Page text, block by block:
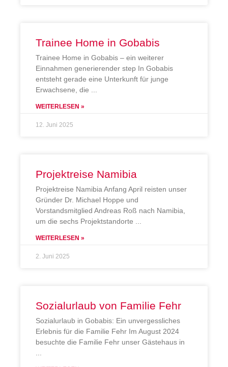
Trainee Home in Gobabis
Trainee Home in Gobabis – ein weiterer
Einnahmen generierender step In Gobabis
entsteht gerade eine Unterkunft für junge
Erwachsene, die
WEITERLESEN »
12. Juni 2025
Projektreise Namibia
Projektreise Namibia Anfang April reisten unser
Gründer Dr. Michael Hoppe und
Vorstandsmitglied Andreas Roß nach Namibia,
um die sechs Projektstandorte
WEITERLESEN »
2. Juni 2025
Sozialurlaub von Familie Fehr
Sozialurlaub in Gobabis: Ein unvergessliches
Erlebnis für die Familie Fehr Im August 2024
besuchte die Familie Fehr unser Gästehaus in